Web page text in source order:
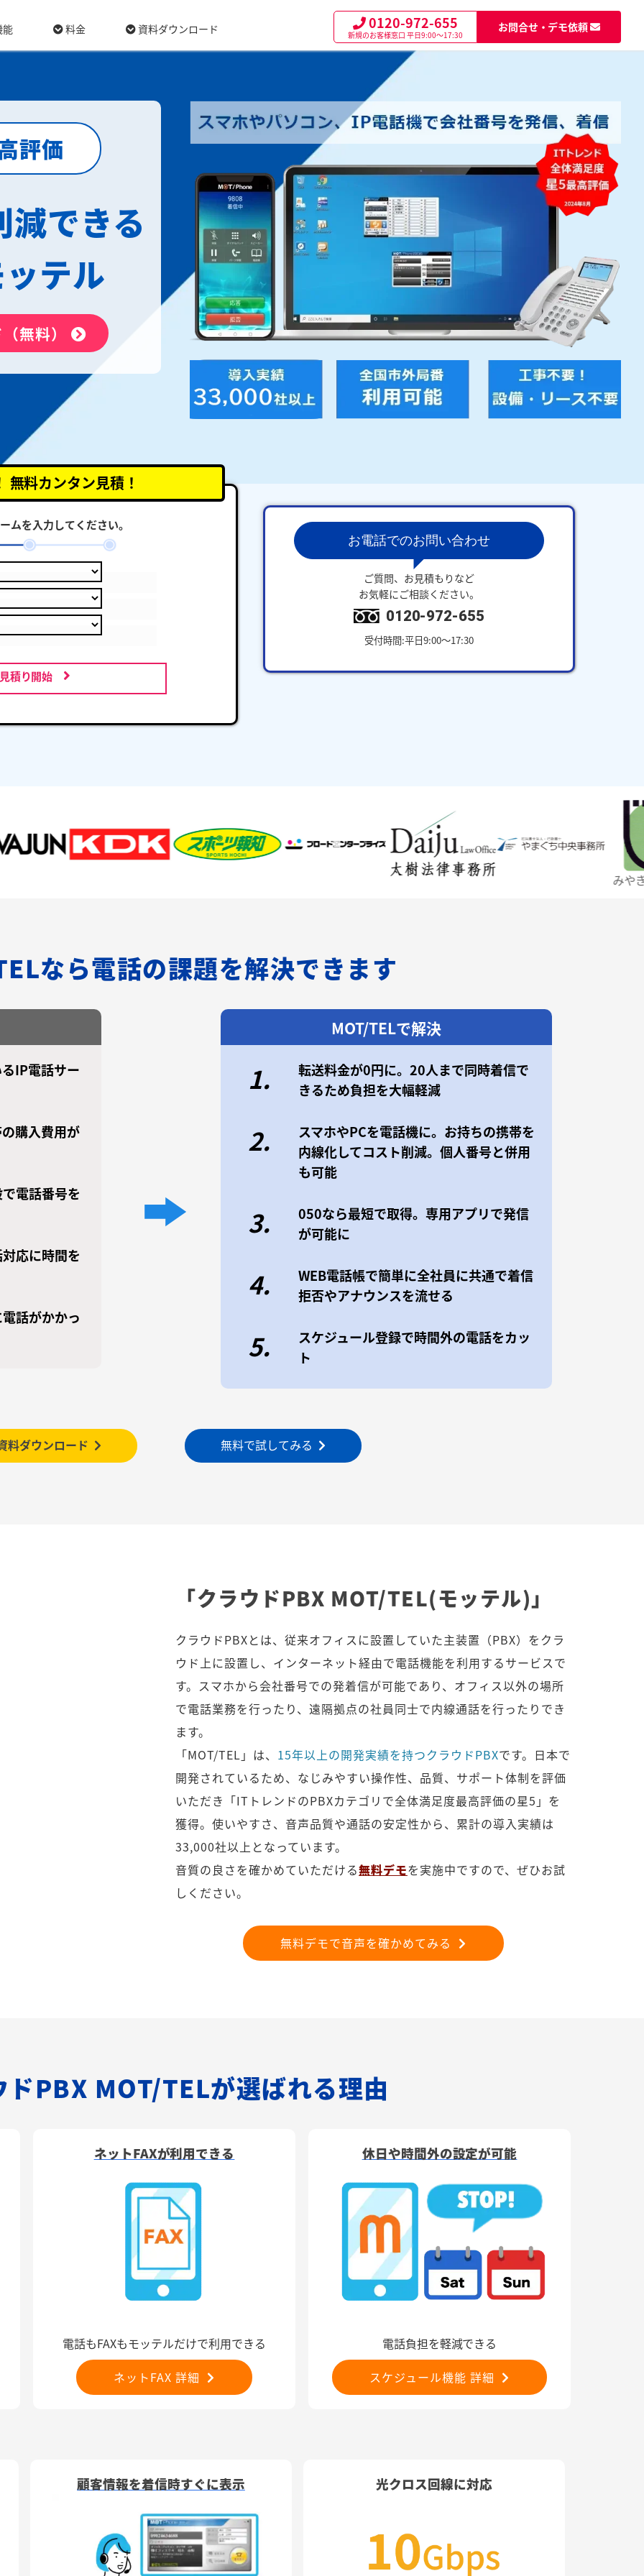
料金 資料ダウンロード 0120-972-655
新規のお客様窓口 平日9:00～17:30
お問合せ・デモ依頼
評価
できる
テル
無料）
無料カンタン見積！
ムを入力してください。
積り開始
お電話でのお問い合わせ
ご質問、お見積もりなど
お気軽にご相談ください。
0120-972-655
受付時間:平日9:00～17:30
みやぎ仙台
なら電話の課題を解決できます
IP電話サー
購入費用が
電話番号を
応に時間を
話がかかっ
MOT/TELで解決
1.
転送料金が0円に。20人まで同時着信で
きるため負担を大幅軽減
2.
スマホやPCを電話機に。お持ちの携帯を
内線化してコスト削減。個人番号と併用
も可能
3.
050なら最短で取得。専用アプリで発信
が可能に
4.
WEB電話帳で簡単に全社員に共通で着信
拒否やアナウンスを流せる
5.
スケジュール登録で時間外の電話をカッ
ト
無料で試してみる
料ダウンロード
「クラウドPBX MOT/TEL(モッテル)」
クラウドPBXとは、従来オフィスに設置していた主装置（PBX）をクラ
ウド上に設置し、インターネット経由で電話機能を利用するサービスで
す。スマホから会社番号での発着信が可能であり、オフィス以外の場所
で電話業務を行ったり、遠隔拠点の社員同士で内線通話を行ったりでき
ます。
「MOT/TEL」は、 15年以上の開発実績を持つクラウドPBXです。日本で
開発されているため、なじみやすい操作性、品質、サポート体制を評価
いただき「ITトレンドのPBXカテゴリで全体満足度最高評価の星5」を
獲得。使いやすさ、音声品質や通話の安定性から、累計の導入実績は
33,000社以上となっています。
音質の良さを確かめていただける無料デモを実施中ですので、ぜひお試
しください。
無料デモで音声を確かめてみる
ドPBX MOT/TELが選ばれる理由
ネットFAXが利用できる
電話もFAXもモッテルだけで利用できる
ネットFAX 詳細
休日や時間外の設定が可能
電話負担を軽減できる
スケジュール機能 詳細
顧客情報を着信時すぐに表示 光クロス回線に対応